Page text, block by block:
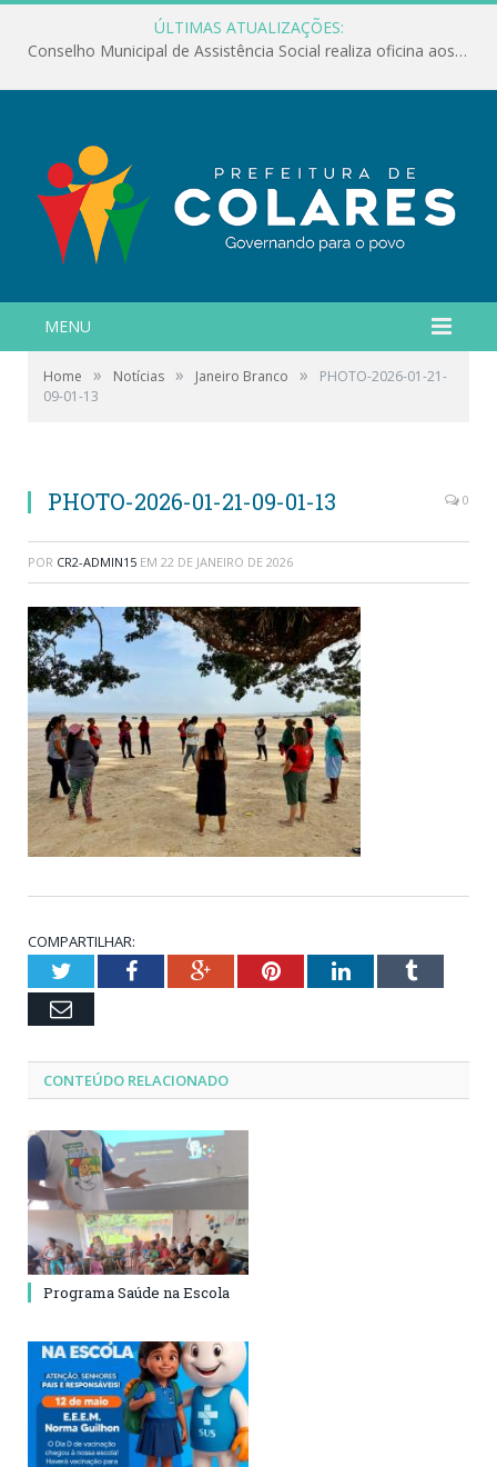
ÚLTIMAS ATUALIZAÇÕES:
Conselho Municipal de Assistência Social realiza oficina aos servidores
MENU
Home » Notícias » Janeiro Branco »
PHOTO-2026-01-21-
09-01-13
PHOTO-2026-01-21-09-01-13 0
POR CR2-ADMIN15 EM 22 DE JANEIRO DE 2026
COMPARTILHAR:
TwitterFacebookGoogle+PinterestLinkedInTumblr
Email
CONTEÚDO RELACIONADO
Programa Saúde na Escola